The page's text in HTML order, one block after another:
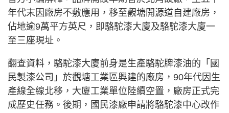
年代末因廠房不敷應用，移至觀塘開源道自建廠房，
佔地逾9萬平方英尺，即駱駝漆大廈及駱駝漆大廈一
至三座現址。
翻查資料，駱駝漆大廈前身是生產駱駝牌漆油的「國
民製漆公司」於觀塘工業區興建的廠房，90年代因生
產線全線北移，大廈工業單位陸續空置，廠房正式完
成歷史任務。後期，國民漆廠申請將駱駝漆中心改作